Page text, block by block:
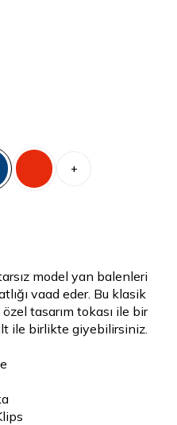
+
model yan balenleri
vaad eder. Bu klasik
tasarım tokası ile bir
ile birlikte giyebilirsiniz.